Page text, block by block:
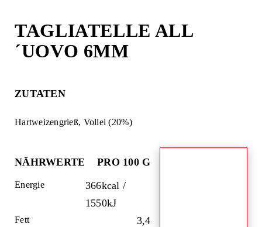
content
TAGLIATELLE ALL
´UOVO 6MM
ZUTATEN
Hartweizengrieß, Vollei (20%)
NÄHRWERTE PRO 100 G
Energie
366kcal /
1550kJ
Fett 3,4